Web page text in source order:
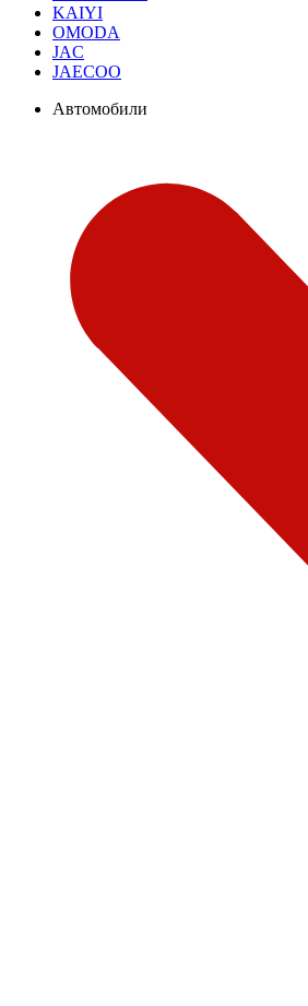
KAIYI
OMODA
JAC
JAECOO
Автомобили